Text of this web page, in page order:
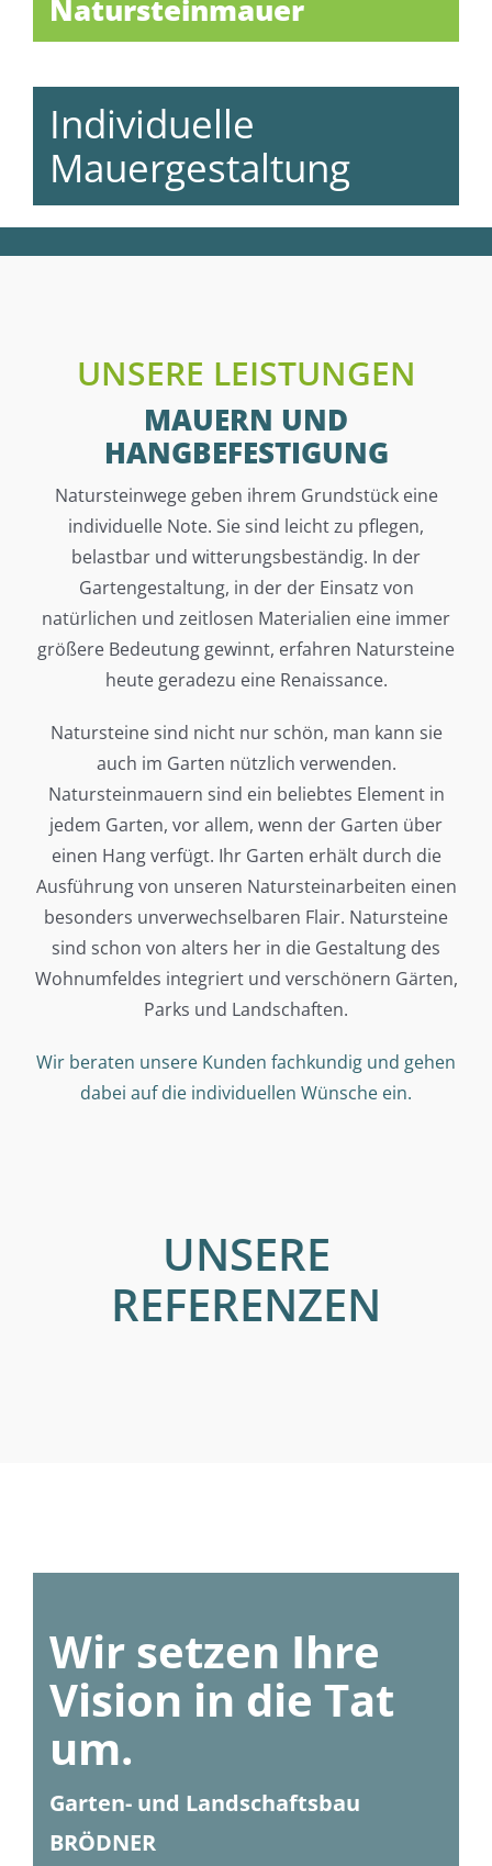
Natursteinmauer
Individuelle
Mauergestaltung
UNSERE LEISTUNGEN
MAUERN UND
HANGBEFESTIGUNG
Natursteinwege geben ihrem Grundstück eine
individuelle Note. Sie sind leicht zu pflegen,
belastbar und witterungsbeständig. In der
Gartengestaltung, in der der Einsatz von
natürlichen und zeitlosen Materialien eine immer
größere Bedeutung gewinnt, erfahren Natursteine
heute geradezu eine Renaissance.
Natursteine sind nicht nur schön, man kann sie
auch im Garten nützlich verwenden.
Natursteinmauern sind ein beliebtes Element in
jedem Garten, vor allem, wenn der Garten über
einen Hang verfügt. Ihr Garten erhält durch die
Ausführung von unseren Natursteinarbeiten einen
besonders unverwechselbaren Flair. Natursteine
sind schon von alters her in die Gestaltung des
Wohnumfeldes integriert und verschönern Gärten,
Parks und Landschaften.
Wir beraten unsere Kunden fachkundig und gehen
dabei auf die individuellen Wünsche ein.
UNSERE
REFERENZEN
Wir setzen Ihre
Vision in die Tat
um.
Garten- und Landschaftsbau
BRÖDNER